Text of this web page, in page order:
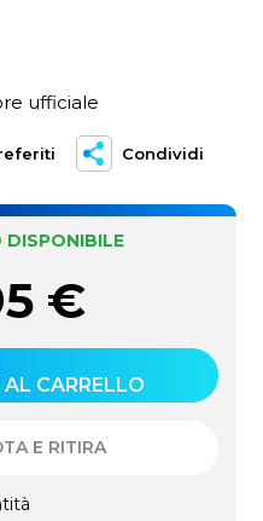
ufficiale
Condividi
€
CARRELLO
E RITIRA